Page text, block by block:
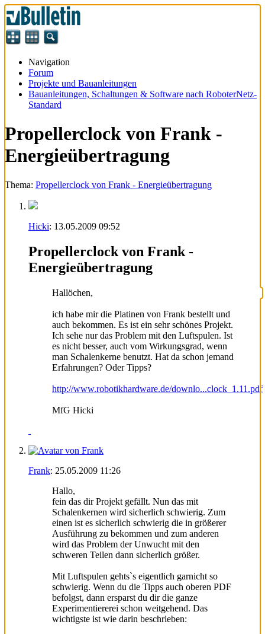
Navigation
Forum
Projekte und Bauanleitungen
Bauanleitungen, Schaltungen & Software nach RoboterNetz-
Standard
Propellerclock von Frank -
Energieübertragung
Thema: Propellerclock von Frank - Energieübertragung
Hicki: 13.05.2009 09:52
Propellerclock von Frank -
Energieübertragung
Hallöchen,
ich habe mir die Platinen von Frank bestellt und
auch bekommen. Es ist ein sehr schönes Projekt.
Ich sehe nur das Problem mit den Luftspulen. Ist
es nicht besser, auch vom Wirkungsgrad, wenn
man Schalenkerne benutzt. Hat da schon jemand
Erfahrungen? Oder Tipps?
http://www.robotikhardware.de/downlo...clock_1.11.pdf
MfG Hicki
Frank: 25.05.2009 11:26
Hallo,
fein das dir Projekt gefällt. Nun das mit
Schalenkernen wird sicherlich schwierig. Zum
einen ist es sicherlich schwierig die in größerer
Ausführung zu bekommen und zum anderen
wird das Problem der Unwucht mit den
schweren Teilen dann sicherlich größer.
Mit Luftspulen gehts`s eigentlich garnicht so
schwierig. Wenn du die Tipps auch oberen PDF
befolgst, dann ersparst du dir die ganze
Experimentiererei schon weitgehend. Das
wichtigste ist wie darin beschrieben: